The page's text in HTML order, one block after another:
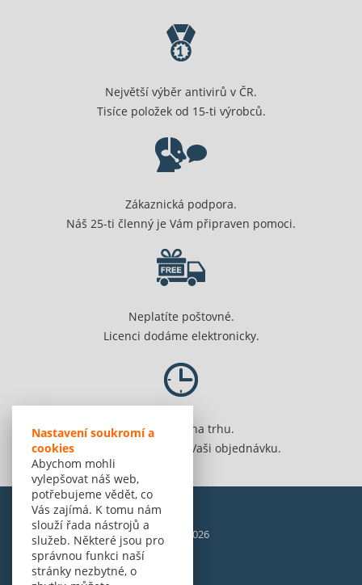
Nastavení soukromí a
cookies
Abychom mohli
vylepšovat náš web,
potřebujeme vědět, co
Vás zajímá. K tomu nám
slouží řada nástrojů a
služeb. Některé jsou pro
správnou funkci naší
stránky nezbytné, o
Největší výběr antivirů v ČR.
Tisíce položek od 15-ti výrobců.
Zákaznická podpora.
Náš 25-ti členný je Vám připraven pomoci.
Neplatíte poštovné.
Licenci dodáme elektronicky.
Jsme 20 let na trhu.
Spolehlivě vyřídíme Vaši objednávku.
© Amenit Software Solutions, 1998 - 2026
Powered by nopCommerce